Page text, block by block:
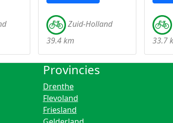
Zuid-Holland
39.4 km
33.7
Provincies
Drenthe
Flevoland
Friesland